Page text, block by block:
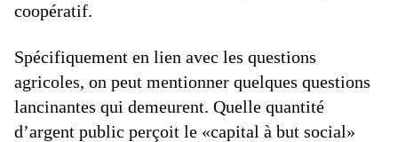
coopératif.
Spécifiquement en lien avec les questions
agricoles, on peut mentionner quelques questions
lancinantes qui demeurent. Quelle quantité
d’argent public perçoit le «capital à but social»